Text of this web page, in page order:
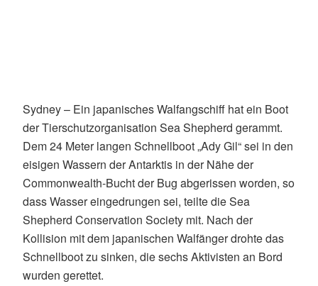
Sydney – Ein japanisches Walfangschiff hat ein Boot
der Tierschutzorganisation Sea Shepherd gerammt.
Dem 24 Meter langen Schnellboot „Ady Gil“ sei in den
eisigen Wassern der Antarktis in der Nähe der
Commonwealth-Bucht der Bug abgerissen worden, so
dass Wasser eingedrungen sei, teilte die Sea
Shepherd Conservation Society mit. Nach der
Kollision mit dem japanischen Walfänger drohte das
Schnellboot zu sinken, die sechs Aktivisten an Bord
wurden gerettet.